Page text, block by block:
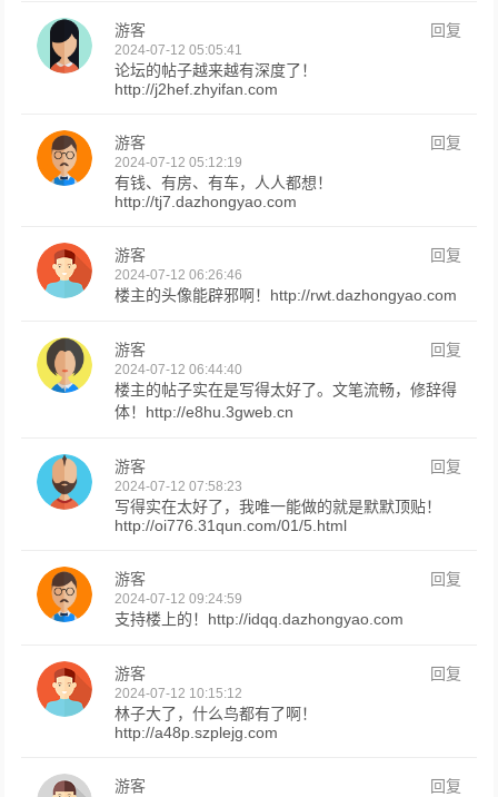
游客 回复
2024-07-12 05:05:41
论坛的帖子越来越有深度了！
http://j2hef.zhyifan.com
游客 回复
2024-07-12 05:12:19
有钱、有房、有车，人人都想！
http://tj7.dazhongyao.com
游客 回复
2024-07-12 06:26:46
楼主的头像能辟邪啊！http://rwt.dazhongyao.com
游客 回复
2024-07-12 06:44:40
楼主的帖子实在是写得太好了。文笔流畅，修辞得
体！http://e8hu.3gweb.cn
游客 回复
2024-07-12 07:58:23
写得实在太好了，我唯一能做的就是默默顶贴！
http://oi776.31qun.com/01/5.html
游客 回复
2024-07-12 09:24:59
支持楼上的！http://idqq.dazhongyao.com
游客 回复
2024-07-12 10:15:12
林子大了，什么鸟都有了啊！
http://a48p.szplejg.com
游客 回复